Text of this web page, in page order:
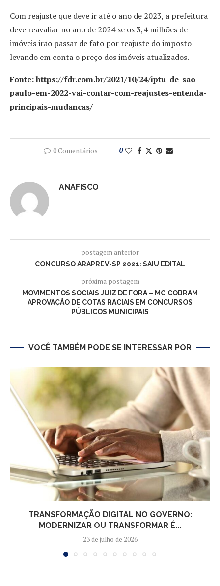
Com reajuste que deve ir até o ano de 2023, a prefeitura
deve reavaliar no ano de 2024 se os 3,4 milhões de
imóveis irão passar de fato por reajuste do imposto
levando em conta o preço dos imóveis atualizados.
Fonte: https://fdr.com.br/2021/10/24/iptu-de-sao-
paulo-em-2022-vai-contar-com-reajustes-entenda-
principais-mudancas/
0 Comentários 0
ANAFISCO
postagem anterior
CONCURSO ARAPREV-SP 2021: SAIU EDITAL
próxima postagem
MOVIMENTOS SOCIAIS JUIZ DE FORA – MG COBRAM
APROVAÇÃO DE COTAS RACIAIS EM CONCURSOS
PÚBLICOS MUNICIPAIS
VOCÊ TAMBÉM PODE SE INTERESSAR POR
TRANSFORMAÇÃO DIGITAL NO GOVERNO:
MODERNIZAR OU TRANSFORMAR É...
23 de julho de 2026